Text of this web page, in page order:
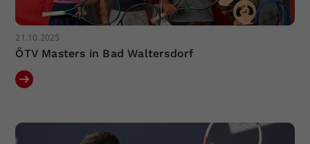
21.10.2025
ÖTV Masters in Bad Waltersdorf